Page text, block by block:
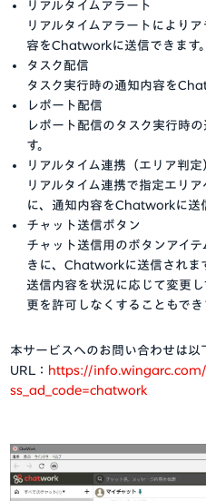
リアルタイムアラート
リアルタイムアラートにより
容をChatworkに送信できます。
タスク配信
タスク実行時の通知内容を
レポート配信
レポート配信のタスク実行時
す。
リアルタイム連携（エリア判定
リアルタイム連携で指定エリ
に、通知内容をChatworkに送
チャット送信ボタン
チャット送信用のボタンアイ
きに、Chatworkに送信されま
送信内容を状況に応じて変更
更を許可しなくすることもでき
本サービスへのお問い合わせは以
URL： https://
ss_ad_code=chatwork